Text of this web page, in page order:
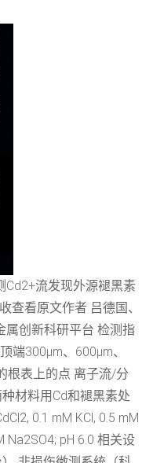
Cd2+流发现外源褪黑素
查看原文作者 吕德国、
属创新科研平台 检测指
端300μm、600μm、
根表上的点 离子流/分
材料用Cd和褪黑素处
0.1 mM KCl, 0.5 mM
Na2SO4; pH 6.0 相关设